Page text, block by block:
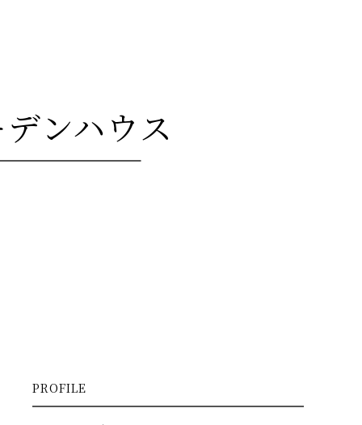
ンハウス
PROFILE